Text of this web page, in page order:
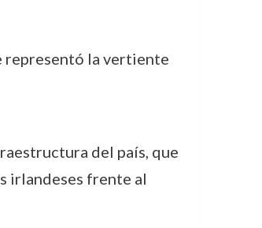
representó la vertiente
del país, que
irlandeses frente al